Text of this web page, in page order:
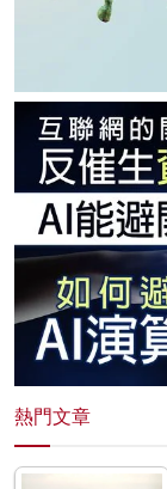
熱門文章